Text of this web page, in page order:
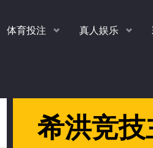
体育投注 真人娱乐
扫码